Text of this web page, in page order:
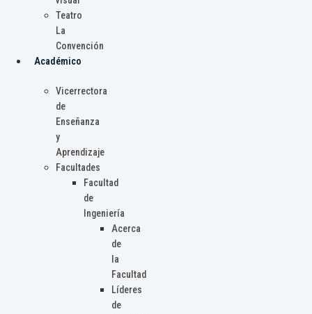
Teatro
La
Convención
Académico
Vicerrectora
de
Enseñanza
y
Aprendizaje
Facultades
Facultad
de
Ingeniería
Acerca
de
la
Facultad
Líderes
de